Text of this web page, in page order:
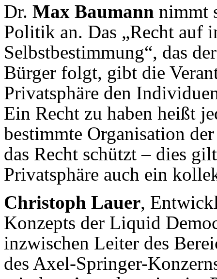
Dr. Max Baumann nimmt
Politik an. Das „Recht auf
Selbstbestimmung“, das
Bürger folgt, gibt die
Privatsphäre den
Ein Recht zu haben heißt
bestimmte Organisation
das Recht schützt – dies
Privatsphäre auch ein
Christoph Lauer,
Konzepts der Liquid
inzwischen Leiter des
des Axel-Springer-